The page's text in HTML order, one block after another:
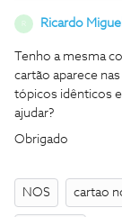
R Ricardo
Tenho a mesma
cartão aparece
tópicos idênticos
ajudar?
Obrigado
NOS cartao